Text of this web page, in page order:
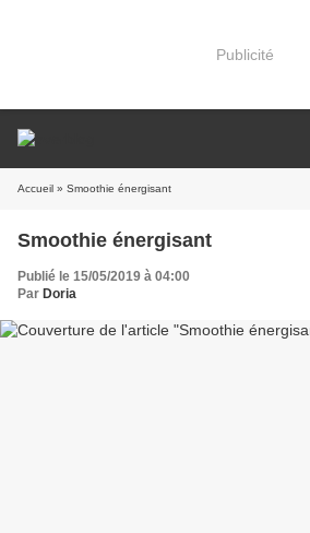
Publicité
Accueil » Smoothie énergisant
Smoothie énergisant
Publié le 15/05/2019 à 04:00
Par Doria